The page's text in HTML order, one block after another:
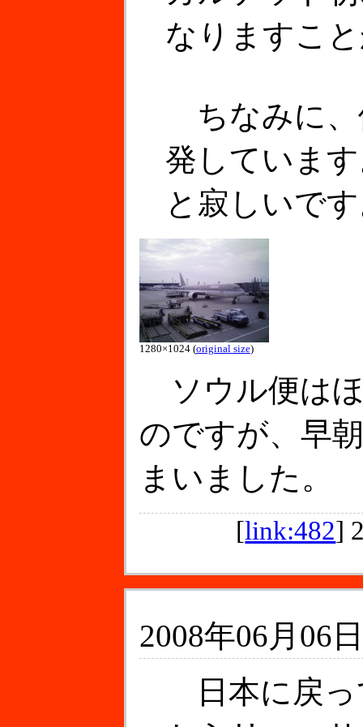
なりますこ
ちなみに、
発していま
と寂しいで
1280×1024 (original size)
ソウル便は
のですが、早
まいました。
[link:482]
2008年06月06
日本に戻っ